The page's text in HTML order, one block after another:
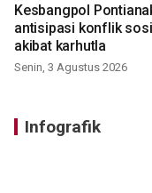
Kesbangpol
antisipasi konflik
akibat karhutla
Senin, 3 Agustus 2026
Infografik